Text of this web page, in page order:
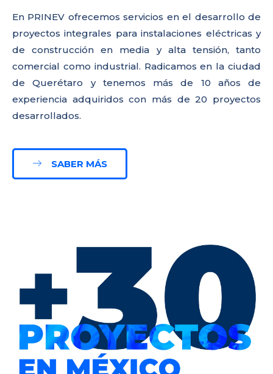
En PRINEV ofrecemos servicios en el desarrollo de
proyectos integrales para instalaciones eléctricas y
de construcción en media y alta tensión, tanto
comercial como industrial. Radicamos en la ciudad
de Querétaro y tenemos más de 10 años de
experiencia adquiridos con más de 20 proyectos
desarrollados.
SABER MÁS